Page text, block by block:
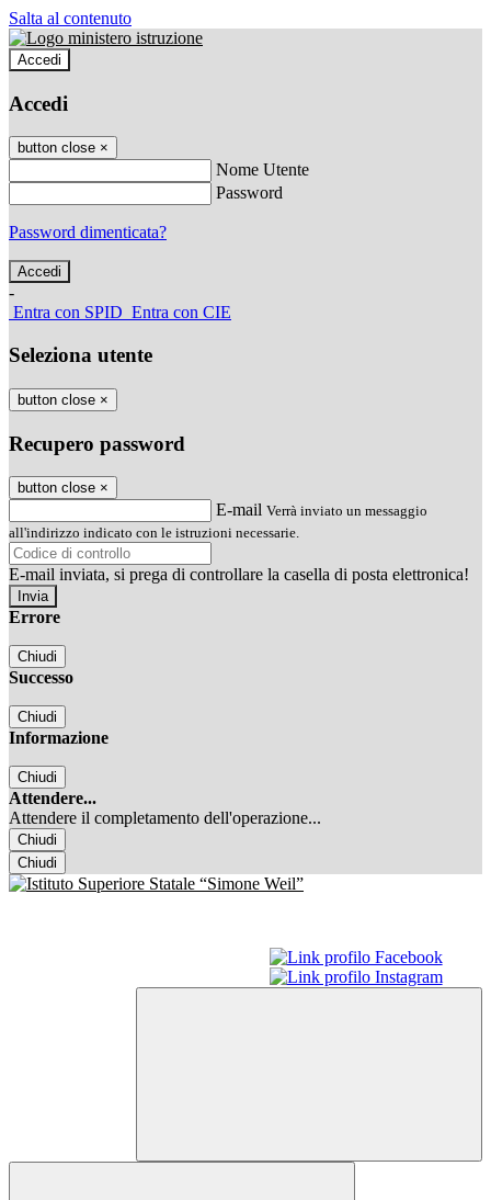
Salta al contenuto
Accedi
Accedi
button close ×
Nome Utente
Password
Password dimenticata?
-
Entra con SPID Entra con CIE
Seleziona utente
button close ×
Recupero password
button close ×
E-mail Verrà inviato un messaggio
all'indirizzo indicato con le istruzioni necessarie.
E-mail inviata, si prega di controllare la casella di posta elettronica!
Errore
Chiudi
Successo
Chiudi
Informazione
Chiudi
Attendere...
Attendere il completamento dell'operazione...
Chiudi
Chiudi